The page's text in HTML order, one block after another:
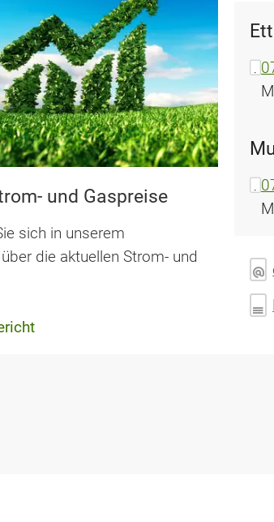
und Gaspreise
sich in unserem
die aktuellen Strom- und